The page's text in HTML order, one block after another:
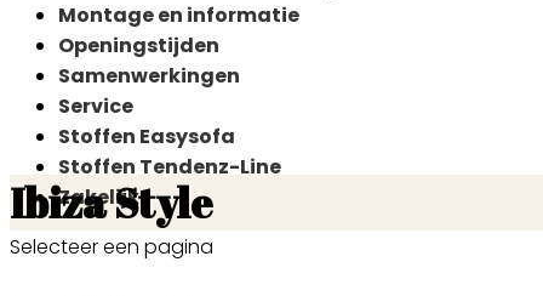
Montage en informatie
Openingstijden
Samenwerkingen
Service
Stoffen Easysofa
Stoffen Tendenz-Line
Zakelijk
Selecteer een pagina
Ibiza Style